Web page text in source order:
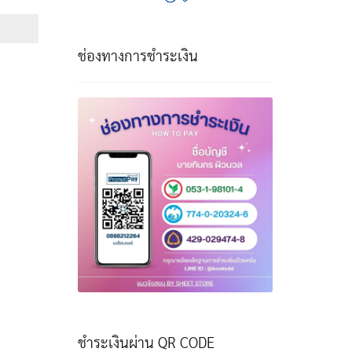
ช่องทางการชำระเงิน
ชำระเงินผ่าน QR CODE